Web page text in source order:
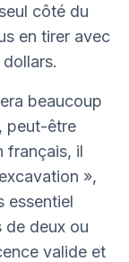
côté du
en tirer avec
beaucoup
, peut-être
français, il
»,
essentiel
de deux ou
valide et